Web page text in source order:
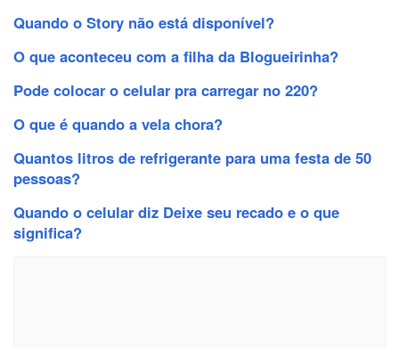
Quando o Story não está disponível?
O que aconteceu com a filha da Blogueirinha?
Pode colocar o celular pra carregar no 220?
O que é quando a vela chora?
Quantos litros de refrigerante para uma festa de 50
pessoas?
Quando o celular diz Deixe seu recado e o que
significa?